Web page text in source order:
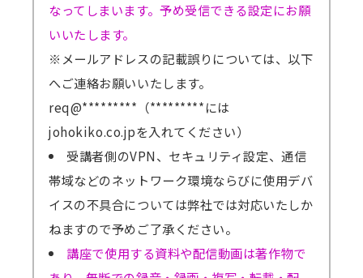
なってしまいます。予め受信できる設定にお願
いいたします。
※メールアドレスの記載誤りについては、以下
へご連絡お願いいたします。
req@*********（*********には
johokiko.co.jpを入れてください）
受講者側のVPN、セキュリティ設定、通信
帯域などのネットワーク環境ならびに使用デバ
イスの不具合については弊社では対応いたしか
ねますので予めご了承ください。
講座で使用する資料や配信動画は著作物で